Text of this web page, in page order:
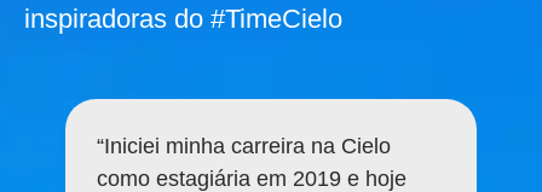
inspiradoras do #TimeCielo
“Iniciei minha carreira na Cielo
como estagiária em 2019 e hoje